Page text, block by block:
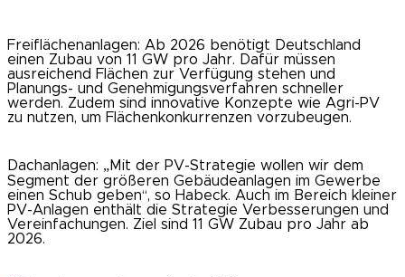
Freiflächenanlagen: Ab 2026 benötigt Deutschland
einen Zubau von 11 GW pro Jahr. Dafür müssen
ausreichend Flächen zur Verfügung stehen und
Planungs- und Genehmigungsverfahren schneller
werden. Zudem sind innovative Konzepte wie Agri-PV
zu nutzen, um Flächenkonkurrenzen vorzubeugen.
Dachanlagen: „Mit der PV-Strategie wollen wir dem
Segment der größeren Gebäudeanlagen im Gewerbe
einen Schub geben“, so Habeck. Auch im Bereich kleiner
PV-Anlagen enthält die Strategie Verbesserungen und
Vereinfachungen. Ziel sind 11 GW Zubau pro Jahr ab
2026.